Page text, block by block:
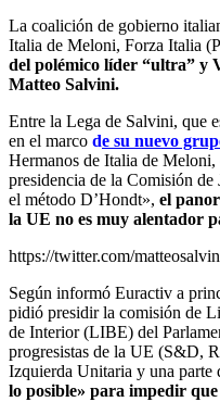
La coalición de gobierno
Italia de Meloni, Forza Italia
del polémico líder “ultra” y
Matteo Salvini.
Entre la Lega de Salvini, que
en el marco de su nuevo
Hermanos de Italia de Meloni,
presidencia de la Comisión de
el método D’Hondt», el
la UE no es muy alentador
https://twitter.com/
Según informó Euractiv a
pidió presidir la comisión de
de Interior (LIBE) del
progresistas de la UE (S&D,
Izquierda Unitaria y una parte
lo posible» para impedir